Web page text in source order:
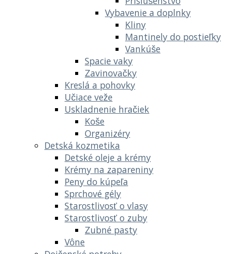
Vybavenie a doplnky
Kliny
Mantinely do postieľky
Vankúše
Spacie vaky
Zavinovačky
Kreslá a pohovky
Učiace veže
Uskladnenie hračiek
Koše
Organizéry
Detská kozmetika
Detské oleje a krémy
Krémy na zapareniny
Peny do kúpeľa
Sprchové gély
Starostlivosť o vlasy
Starostlivosť o zuby
Zubné pasty
Vône